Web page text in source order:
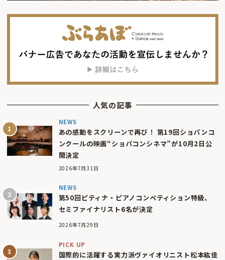
人気の記事
NEWS
あの感動をスクリーンで再び！ 第19回ショパンコ
ンクールの映画“ショパコンシネマ”が10月2日公
開決定
2026年7月31日
NEWS
第50回ピティナ・ピアノコンペティション特級、
セミファイナリスト6名が決定
2026年7月29日
PICK UP
国際的に活躍する実力派ヴァイオリニスト松本紘佳